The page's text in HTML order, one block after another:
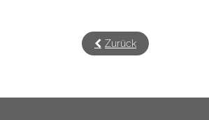
Zurück